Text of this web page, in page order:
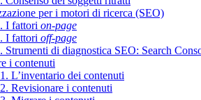
per i motori di ricerca (SEO)
I fattori on-page
I fattori off-page
Strumenti di diagnostica SEO: Search
i contenuti
L’inventario dei contenuti
Revisionare i contenuti